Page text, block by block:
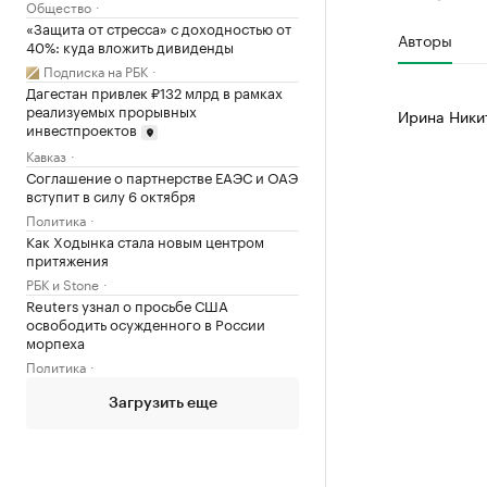
Общество
«Защита от стресса» с доходностью от
40%: куда вложить дивиденды
Подписка на РБК
Дагестан привлек ₽132 млрд в рамках
реализуемых прорывных
инвестпроектов
Кавказ
Соглашение о партнерстве ЕАЭС и ОАЭ
вступит в силу 6 октября
Политика
Как Ходынка стала новым центром
притяжения
РБК и Stone
Reuters узнал о просьбе США
освободить осужденного в России
морпеха
Политика
Загрузить еще
Авторы
Ирина